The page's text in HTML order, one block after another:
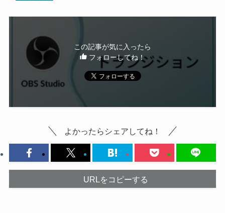
この記事が気に入ったら
フォローしてね！
よかったらシェアしてね！
URLをコピーする